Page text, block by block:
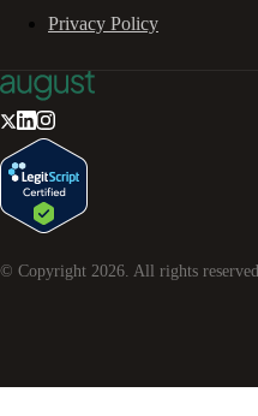
Privacy Policy
© Copyright 2026 . All rights reserved.